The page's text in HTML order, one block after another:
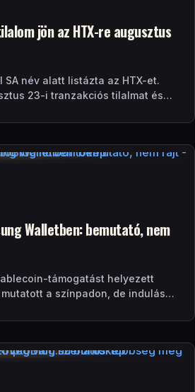
jön az HTX-re augusztus
SA név alatt listázta az HTX-et.
23-i tranzakciós tilalmat és a
Walletben: bemutató, nem
támogatást helyezett
a színpadon, de indulási